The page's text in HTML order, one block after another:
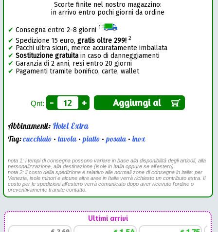
Scorte finite nel nostro magazzino:
in arrivo entro pochi giorni da ordine
✔ Consegna entro 2-8 giorni 1
✔ Spedizione 15 euro,gratis oltre 299! 2
✔ Pacchi ultra sicuri, merce accuratamente imballata
✔ Sostituzione gratuitain caso di danneggiamenti
✔ Garanzia di 2 anni, resi entro 20 giorni
✔ Pagamenti tramite bonifico, carte, wallet
Qnt: - + Aggiungi al
Abbinamenti:Hotel Extra
Tag:cucchiaio•tavola•piatto•posata•inox
nota 1: i tempi di consegna possono variare in base alla disponibilità degli articoli, alla
personalizzazione, alla destinazione (isole in Italia oppure se all'estero)
nota 2: il costo della spedizione è relativo alle normali zone di consegna in italia: per
Venezia, isole minori e alcune altre aree in Italia verrà richiesto un contributo extra. Il
costo per le spedizioni all'estero verrà comunicato dopo aver ricevuto l'ordine o
preventivamente tramite contatto.
Ultimi arrivi